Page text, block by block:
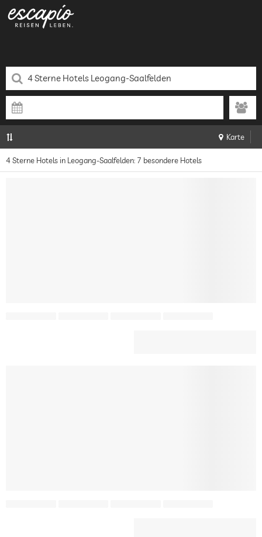
Karte
4 Sterne Hotels in Leogang-Saalfelden: 7 besondere Hotels